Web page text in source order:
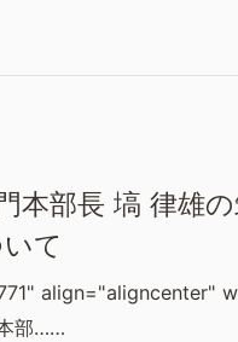
本部長 塙 律雄
て
align="aligncenter"
部……